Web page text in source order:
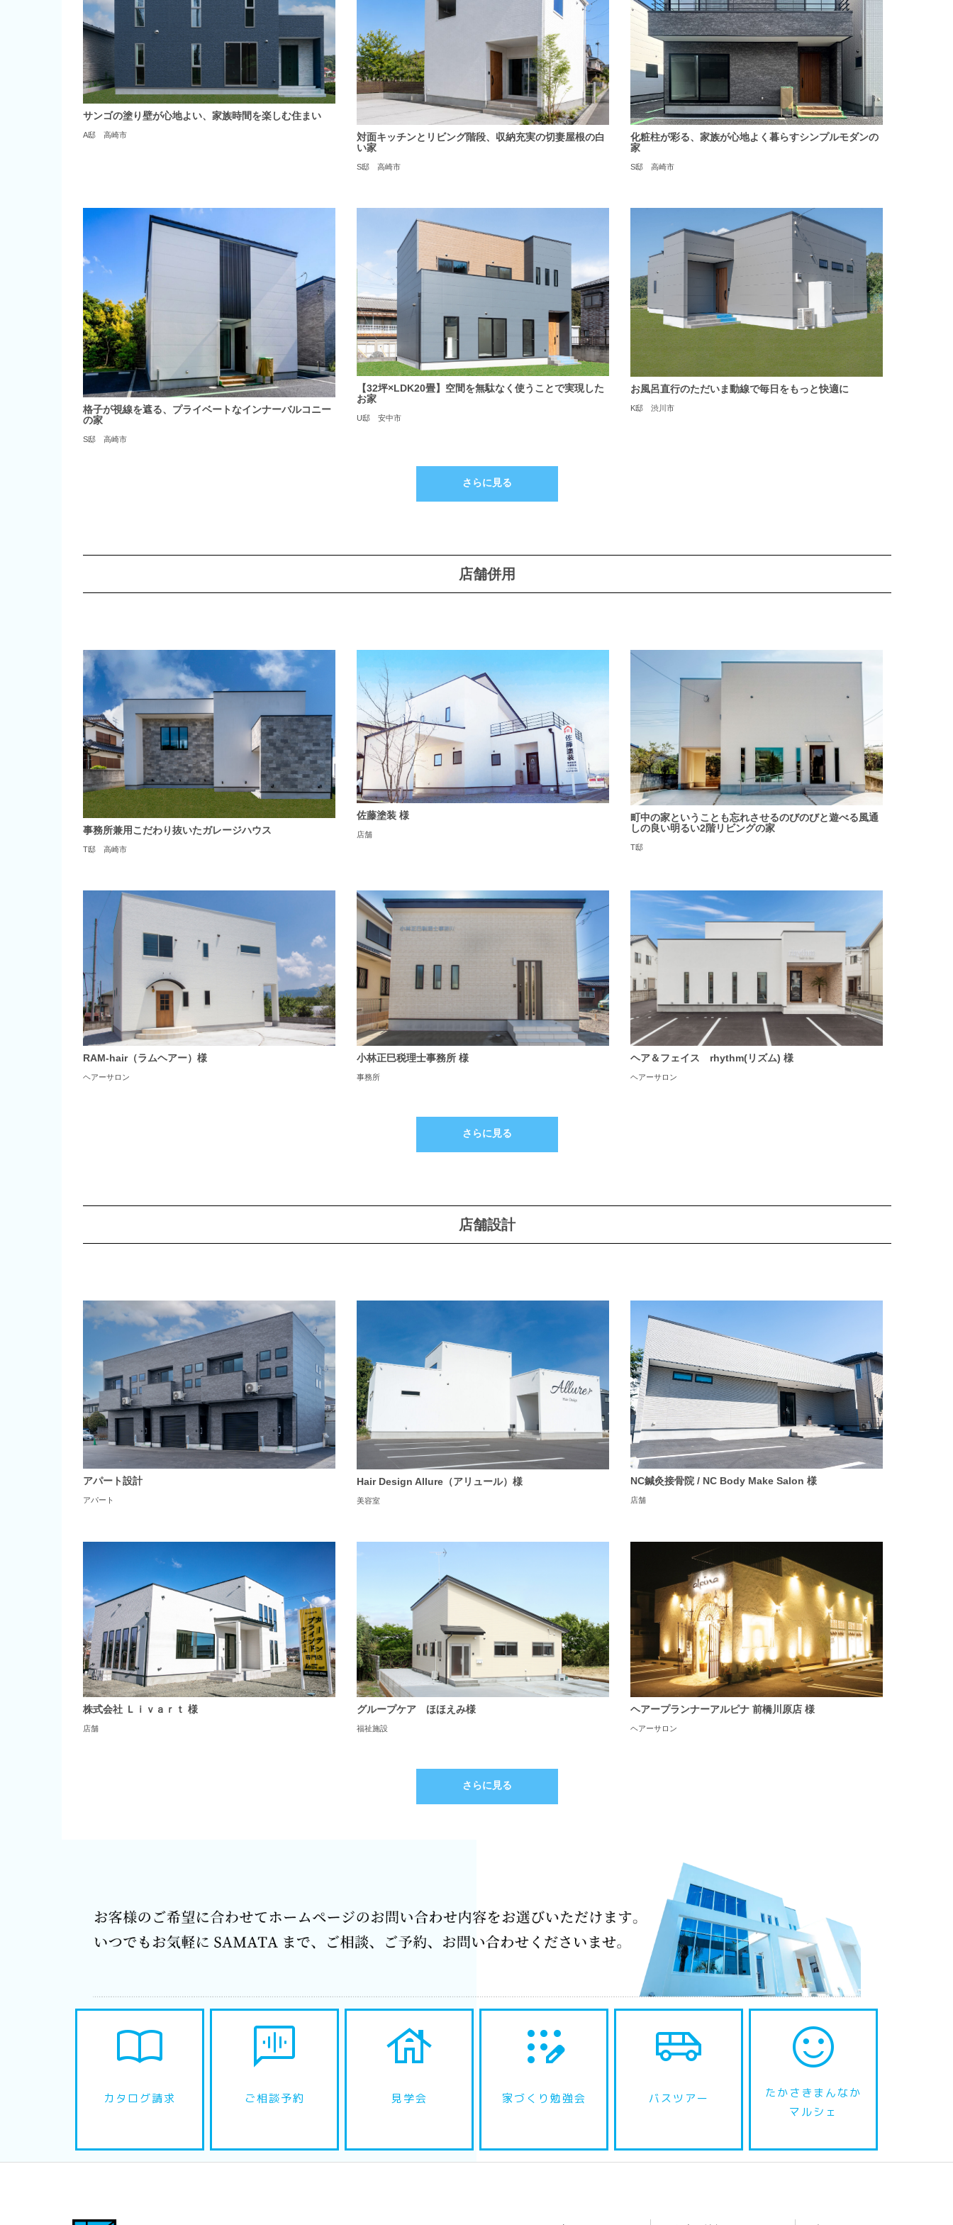
サンゴの塗り壁が心地よい、家族時間を楽しむ住まい
A邸 高崎市
対面キッチンとリビング階段、収納充実の切妻屋根の白
い家
S邸 高崎市
化粧柱が彩る、家族が心地よく暮らすシンプルモダンの
家
S邸 高崎市
格子が視線を遮る、プライベートなインナーバルコニー
の家
S邸 高崎市
【32坪×LDK20畳】空間を無駄なく使うことで実現した
お家
U邸 安中市
お風呂直行のただいま動線で毎日をもっと快適に
K邸 渋川市
さらに見る
店舗併用
事務所兼用こだわり抜いたガレージハウス
T邸 高崎市
佐藤塗装 様
店舗
町中の家ということも忘れさせるのびのびと遊べる風通
しの良い明るい2階リビングの家
T邸
RAM-hair（ラムヘアー）様
ヘアーサロン
小林正巳税理士事務所 様
事務所
ヘア＆フェイス rhythm(リズム) 様
ヘアーサロン
さらに見る
店舗設計
アパート設計
アパート
Hair Design Allure（アリュール）様
美容室
NC鍼灸接骨院 / NC Body Make Salon 様
店舗
株式会社 Ｌｉｖａｒｔ 様
店舗
グループケア ほほえみ様
福祉施設
ヘアープランナーアルピナ 前橋川原店 様
ヘアーサロン
さらに見る
import_contacts
カタログ請求
voice_chat
ご相談予約
house
見学会
app_registration
家づくり勉強会
airport_shuttle
バスツアー
sentiment_satisfied
たかさきまんなか
マルシェ